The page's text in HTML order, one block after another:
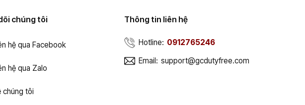
chúng tôi
hệ qua Facebook
hệ qua Zalo
chúng tôi
Thông tin liên hệ
Hotline: 0912765246
Email: support@gcdutyfree.com